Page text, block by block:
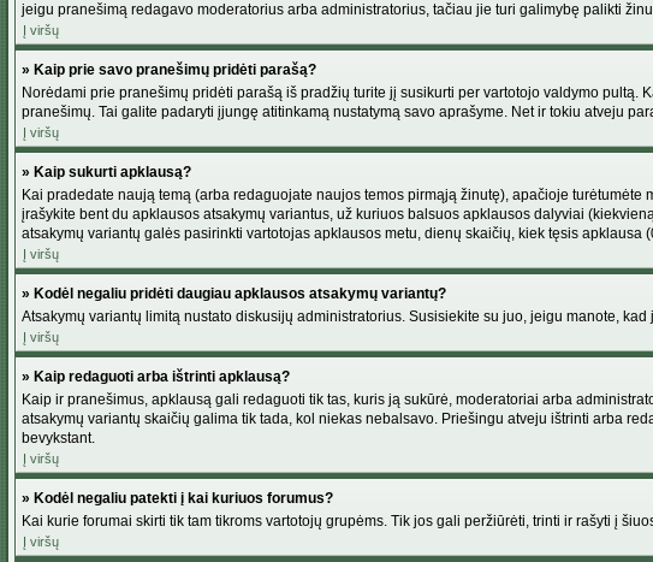
jeigu pranešimą redagavo moderatorius arba administratorius, tačiau jie turi galimybę palikti
Į viršų
» Kaip prie savo pranešimų pridėti parašą?
Norėdami prie pranešimų pridėti parašą iš pradžių turite jį susikurti per vartotojo valdymo
pranešimų. Tai galite padaryti įjungę atitinkamą nustatymą savo aprašyme. Net ir tokiu atveju
Į viršų
» Kaip sukurti apklausą?
Kai pradedate naują temą (arba redaguojate naujos temos pirmąją žinutę), apačioje
įrašykite bent du apklausos atsakymų variantus, už kuriuos balsuos apklausos dalyviai
atsakymų variantų galės pasirinkti vartotojas apklausos metu, dienų skaičių, kiek tęsis
Į viršų
» Kodėl negaliu pridėti daugiau apklausos atsakymų variantų?
Atsakymų variantų limitą nustato diskusijų administratorius. Susisiekite su juo, jeigu manote,
Į viršų
» Kaip redaguoti arba ištrinti apklausą?
Kaip ir pranešimus, apklausą gali redaguoti tik tas, kuris ją sukūrė, moderatoriai arba
atsakymų variantų skaičių galima tik tada, kol niekas nebalsavo. Priešingu atveju ištrinti arba
bevykstant.
Į viršų
» Kodėl negaliu patekti į kai kuriuos forumus?
Kai kurie forumai skirti tik tam tikroms vartotojų grupėms. Tik jos gali peržiūrėti, trinti ir rašyti į
Į viršų